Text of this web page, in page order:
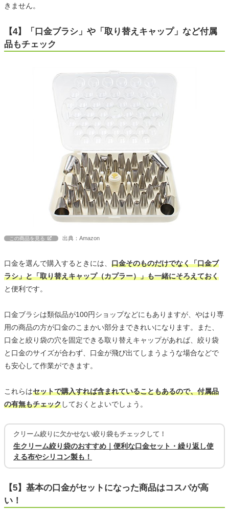
きません。
【4】「口金ブラシ」や「取り替えキャップ」など付属
品もチェック
この商品を見る 出典：Amazon
口金を選んで購入するときには、 口金そのものだけでなく「口金ブ
ラシ」と「取り替えキャップ（カプラー）」も一緒にそろえておく
と便利です。
口金ブラシは類似品が100円ショップなどにもありますが、やはり専
用の商品の方が口金のこまかい部分まできれいになります。また、
口金と絞り袋の穴を固定できる取り替えキャップがあれば、絞り袋
と口金のサイズが合わず、口金が飛び出てしまうような場合などで
も安心して作業ができます。
これらはセットで購入すれば含まれていることもあるので、付属品
の有無もチェックしておくとよいでしょう。
クリーム絞りに欠かせない絞り袋もチェックして！
生クリーム絞り袋のおすすめ｜便利な口金セット・繰り返し使
える布やシリコン製も！
【5】基本の口金がセットになった商品はコスパが高
い！